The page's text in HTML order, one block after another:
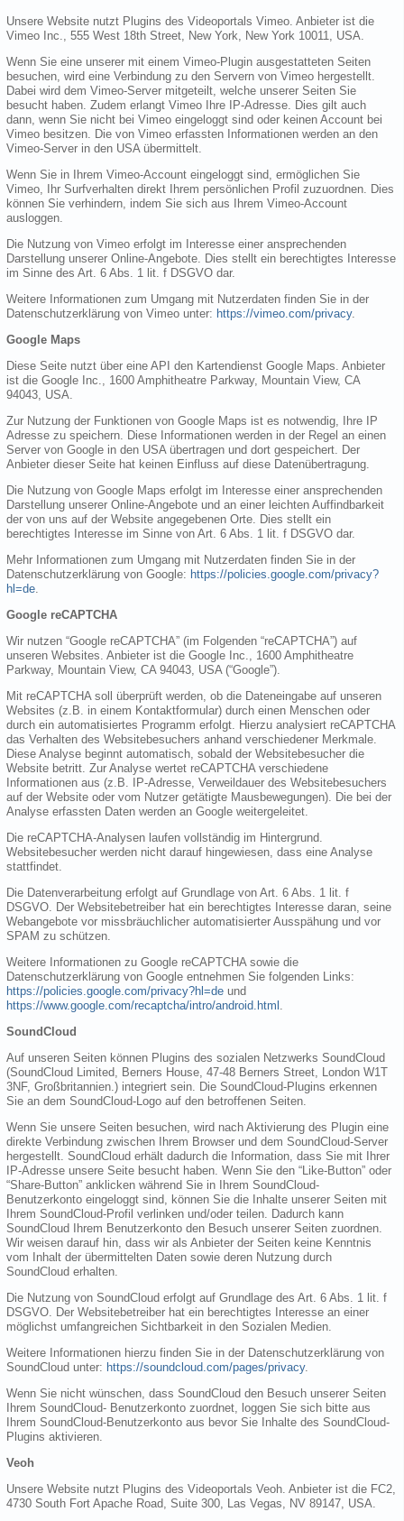
Unsere Website nutzt Plugins des Videoportals Vimeo. Anbieter ist die
Vimeo Inc., 555 West 18th Street, New York, New York 10011, USA.
Wenn Sie eine unserer mit einem Vimeo-Plugin ausgestatteten Seiten
besuchen, wird eine Verbindung zu den Servern von Vimeo hergestellt.
Dabei wird dem Vimeo-Server mitgeteilt, welche unserer Seiten Sie
besucht haben. Zudem erlangt Vimeo Ihre IP-Adresse. Dies gilt auch
dann, wenn Sie nicht bei Vimeo eingeloggt sind oder keinen Account bei
Vimeo besitzen. Die von Vimeo erfassten Informationen werden an den
Vimeo-Server in den USA übermittelt.
Wenn Sie in Ihrem Vimeo-Account eingeloggt sind, ermöglichen Sie
Vimeo, Ihr Surfverhalten direkt Ihrem persönlichen Profil zuzuordnen. Dies
können Sie verhindern, indem Sie sich aus Ihrem Vimeo-Account
ausloggen.
Die Nutzung von Vimeo erfolgt im Interesse einer ansprechenden
Darstellung unserer Online-Angebote. Dies stellt ein berechtigtes Interesse
im Sinne des Art. 6 Abs. 1 lit. f DSGVO dar.
Weitere Informationen zum Umgang mit Nutzerdaten finden Sie in der
Datenschutzerklärung von Vimeo unter: https://vimeo.com/privacy.
Google Maps
Diese Seite nutzt über eine API den Kartendienst Google Maps. Anbieter
ist die Google Inc., 1600 Amphitheatre Parkway, Mountain View, CA
94043, USA.
Zur Nutzung der Funktionen von Google Maps ist es notwendig, Ihre IP
Adresse zu speichern. Diese Informationen werden in der Regel an einen
Server von Google in den USA übertragen und dort gespeichert. Der
Anbieter dieser Seite hat keinen Einfluss auf diese Datenübertragung.
Die Nutzung von Google Maps erfolgt im Interesse einer ansprechenden
Darstellung unserer Online-Angebote und an einer leichten Auffindbarkeit
der von uns auf der Website angegebenen Orte. Dies stellt ein
berechtigtes Interesse im Sinne von Art. 6 Abs. 1 lit. f DSGVO dar.
Mehr Informationen zum Umgang mit Nutzerdaten finden Sie in der
Datenschutzerklärung von Google: https://policies.google.com/privacy?
hl=de
Google reCAPTCHA
Wir nutzen “Google reCAPTCHA” (im Folgenden “reCAPTCHA”) auf
unseren Websites. Anbieter ist die Google Inc., 1600 Amphitheatre
Parkway, Mountain View, CA 94043, USA (“Google”).
Mit reCAPTCHA soll überprüft werden, ob die Dateneingabe auf unseren
Websites (z.B. in einem Kontaktformular) durch einen Menschen oder
durch ein automatisiertes Programm erfolgt. Hierzu analysiert reCAPTCHA
das Verhalten des Websitebesuchers anhand verschiedener Merkmale.
Diese Analyse beginnt automatisch, sobald der Websitebesucher die
Website betritt. Zur Analyse wertet reCAPTCHA verschiedene
Informationen aus (z.B. IP-Adresse, Verweildauer des Websitebesuchers
auf der Website oder vom Nutzer getätigte Mausbewegungen). Die bei der
Analyse erfassten Daten werden an Google weitergeleitet.
Die reCAPTCHA-Analysen laufen vollständig im Hintergrund.
Websitebesucher werden nicht darauf hingewiesen, dass eine Analyse
stattfindet.
Die Datenverarbeitung erfolgt auf Grundlage von Art. 6 Abs. 1 lit. f
DSGVO. Der Websitebetreiber hat ein berechtigtes Interesse daran, seine
Webangebote vor missbräuchlicher automatisierter Ausspähung und vor
SPAM zu schützen.
Weitere Informationen zu Google reCAPTCHA sowie die
Datenschutzerklärung von Google entnehmen Sie folgenden Links:
https://policies.google.com/privacy?hl=de und
https://www.google.com/recaptcha/intro/android.html
SoundCloud
Auf unseren Seiten können Plugins des sozialen Netzwerks SoundCloud
(SoundCloud Limited, Berners House, 47-48 Berners Street, London W1T
3NF, Großbritannien.) integriert sein. Die SoundCloud-Plugins erkennen
Sie an dem SoundCloud-Logo auf den betroffenen Seiten.
Wenn Sie unsere Seiten besuchen, wird nach Aktivierung des Plugin eine
direkte Verbindung zwischen Ihrem Browser und dem SoundCloud-Server
hergestellt. SoundCloud erhält dadurch die Information, dass Sie mit Ihrer
IP-Adresse unsere Seite besucht haben. Wenn Sie den “Like-Button” oder
“Share-Button” anklicken während Sie in Ihrem SoundCloud-
Benutzerkonto eingeloggt sind, können Sie die Inhalte unserer Seiten mit
Ihrem SoundCloud-Profil verlinken und/oder teilen. Dadurch kann
SoundCloud Ihrem Benutzerkonto den Besuch unserer Seiten zuordnen.
Wir weisen darauf hin, dass wir als Anbieter der Seiten keine Kenntnis
vom Inhalt der übermittelten Daten sowie deren Nutzung durch
SoundCloud erhalten.
Die Nutzung von SoundCloud erfolgt auf Grundlage des Art. 6 Abs. 1 lit. f
DSGVO. Der Websitebetreiber hat ein berechtigtes Interesse an einer
möglichst umfangreichen Sichtbarkeit in den Sozialen Medien.
Weitere Informationen hierzu finden Sie in der Datenschutzerklärung von
SoundCloud unter: https://soundcloud.com/pages/privacy.
Wenn Sie nicht wünschen, dass SoundCloud den Besuch unserer Seiten
Ihrem SoundCloud- Benutzerkonto zuordnet, loggen Sie sich bitte aus
Ihrem SoundCloud-Benutzerkonto aus bevor Sie Inhalte des SoundCloud-
Plugins aktivieren.
Veoh
Unsere Website nutzt Plugins des Videoportals Veoh. Anbieter ist die FC2,
4730 South Fort Apache Road, Suite 300, Las Vegas, NV 89147, USA.